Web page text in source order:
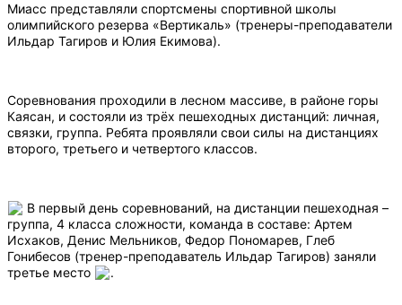
Миасс представляли спортсмены спортивной школы
олимпийского резерва «Вертикаль» (тренеры-преподаватели
Ильдар Тагиров и Юлия Екимова).
Соревнования проходили в лесном массиве, в районе горы
Каясан, и состояли из трёх пешеходных дистанций: личная,
связки, группа. Ребята проявляли свои силы на дистанциях
второго, третьего и четвертого классов.
В первый день соревнований, на дистанции пешеходная –
группа, 4 класса сложности, команда в составе: Артем
Исхаков, Денис Мельников, Федор Пономарев, Глеб
Гонибесов (тренер-преподаватель Ильдар Тагиров) заняли
третье место
.